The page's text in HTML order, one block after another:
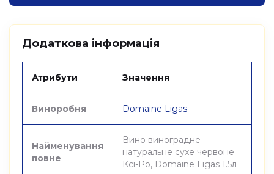
Додаткова інформація
Атрибути Значення
Виноробня Domaine Ligas
Найменування
повне
Вино виноградне
натуральне сухе червоне
Ксі-Ро, Domaine Ligas 1.5л